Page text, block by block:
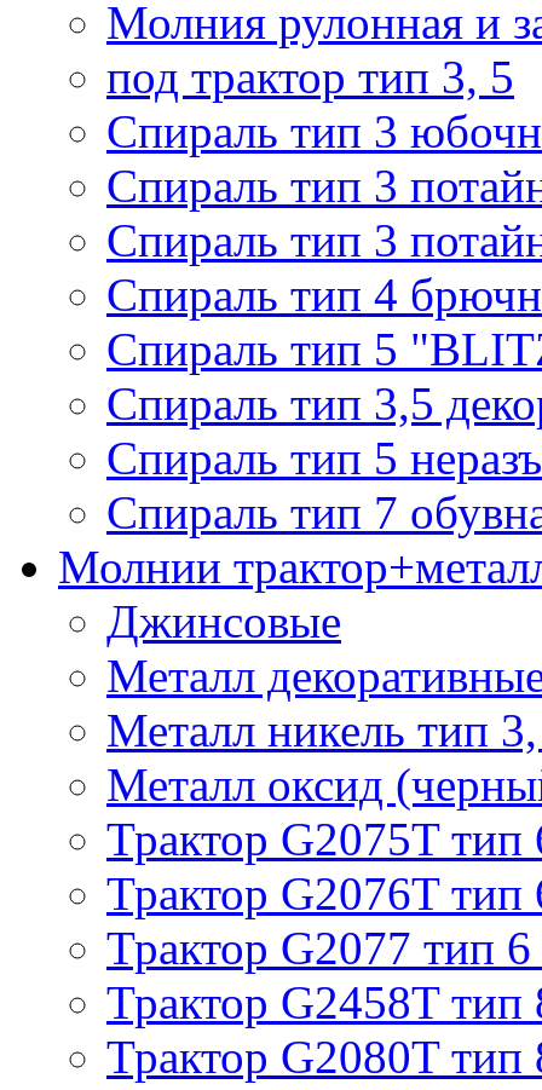
Молния рулонная и
под трактор тип 3, 5
Спираль тип 3
Спираль тип 3
Спираль тип 3
Спираль тип 4
Спираль тип 5
Спираль тип 3,5
Спираль тип 5
Спираль тип 7
Молнии
Джинсовые
Металл
Металл никель тип
Металл оксид
Трактор G2075T тип
Трактор G2076T тип
Трактор G2077 тип 6
Трактор G2458T тип
Трактор G2080T тип